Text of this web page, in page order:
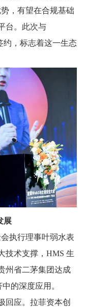
，有望在合规基础
台。此次与
约，标志着这一生态
展
执行理事叶弱水表
技术支撑，HMS 生
州省二茅集团达成
的深度应用。
回应。拉菲资本创